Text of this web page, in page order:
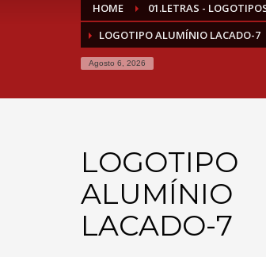
HOME
01.LETRAS -
LOGOTIPO ALUMÍNIO LACADO-7
Agosto 6, 2026
LOGOTIPO
ALUMÍNIO
LACADO-7